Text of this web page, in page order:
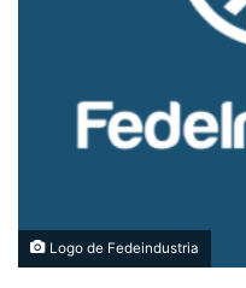
Logo de Fedeindustria